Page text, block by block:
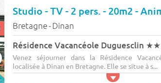
Studio - TV - 2 pers. - 20m2 -
Bretagne- Dinan
Résidence Vacancéole Duguesclin
Venez séjourner dans la Résidence
localisée à Dinan en Bretagne. Elle se situe à s...